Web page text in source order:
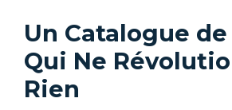
Un Catalogue
Qui Ne
Rien